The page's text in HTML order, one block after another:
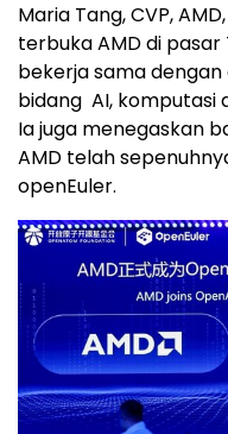
Maria Tang, CVP,
terbukaAMD di pasar
bekerja sama
bidang AI, komputasi
Ia juga menegaskan
AMD telah
openEuler.